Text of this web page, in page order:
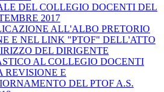
DEL COLLEGIO DOCENTI DEL
2017
ALL'ALBO PRETORIO
E NEL LINK "PTOF" DELL'ATTO
DEL DIRIGENTE
AL COLLEGIO DOCENTI
REVISIONE E
DEL PTOF A.S.